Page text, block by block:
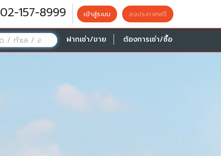
02-157-8999 เข้าสู่ระบบ ลงประกาศฟรี
ฝากเช่า/ขาย ต้องการเช่า/ซื้อ